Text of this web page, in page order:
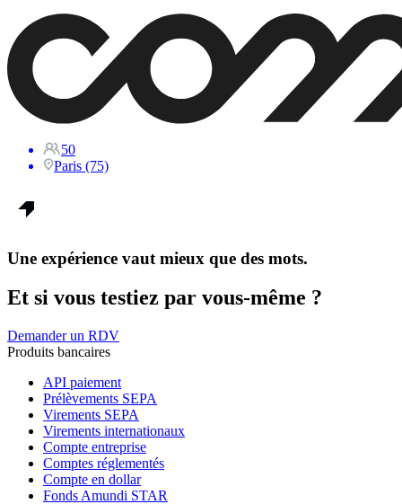
50
Paris (75)
Une expérience vaut mieux que des mots.
Et si vous testiez par vous-même ?
Demander un RDV
Produits bancaires
API paiement
Prélèvements SEPA
Virements SEPA
Virements internationaux
Compte entreprise
Comptes réglementés
Compte en dollar
Fonds Amundi STAR